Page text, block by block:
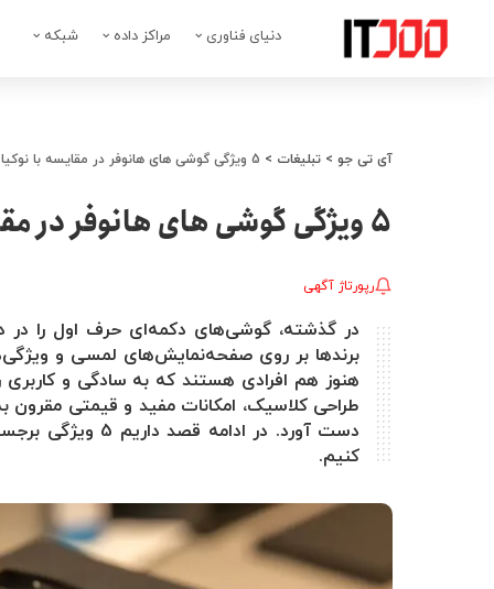
دنیای فناوری مراکز داده شبکه
آی تی جو > تبلیغات > 5 ویژگی گوشی های هانوفر در مقایسه با نوکیا
5 ویژگی گوشی های هانوفر در مقایسه با نوکیا
رپورتاژ آگهی
در گذشته، گوشی‌های دکمه‌ای حرف اول را در
برندها بر روی صفحه‌نمایش‌های لمسی و
هنوز هم افرادی هستند که به سادگی و کاربری
طراحی کلاسیک، امکانات مفید و قیمتی مقرون
دست آورد. در
کنیم.